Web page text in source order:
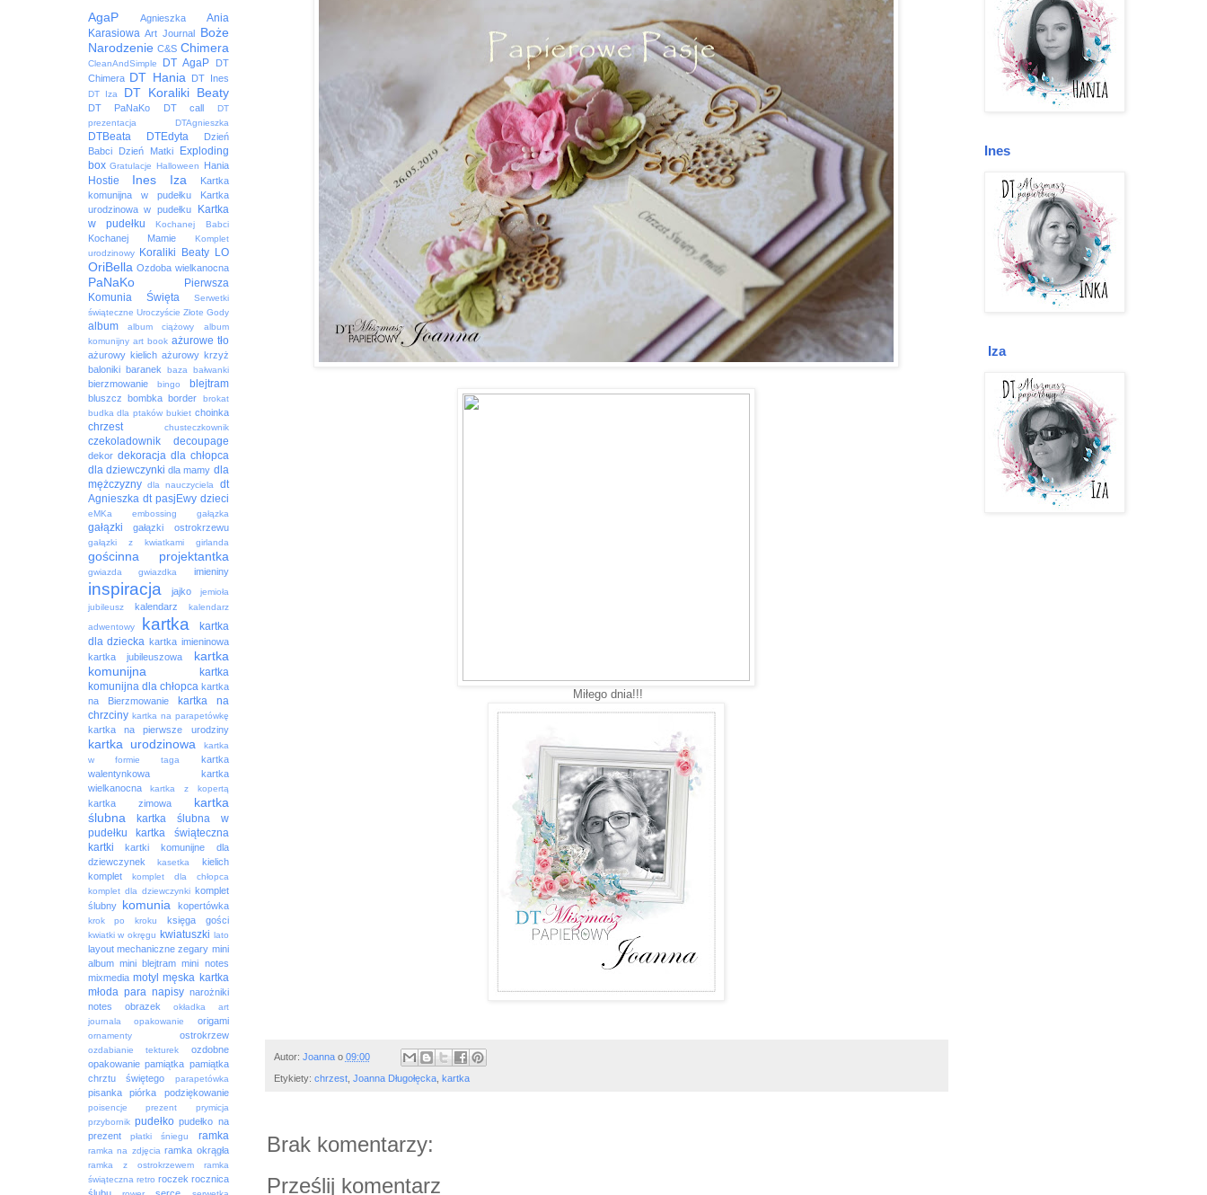
Miłego dnia!!!
Autor: Joanna o 09:00
Etykiety: chrzest, Joanna Długołęcka, kartka
Brak komentarzy:
Prześlij komentarz
AgaP Agnieszka
Ania
Karasiowa Art Journal
Boże
Narodzenie C&S Chimera
CleanAndSimple DT AgaP
DT
Chimera DT Hania DT Ines
DT Iza DT Koraliki Beaty
DT PaNaKo DT call
DT
prezentacja
DTAgnieszka
DTBeata DTEdyta
Dzień
Babci
Dzień Matki
Exploding
box Gratulacje Halloween Hania
Hostie Ines Iza
Kartka
komunijna w pudełku
Kartka
urodzinowa w pudełku
Kartka
w pudełku
Kochanej Babci
Kochanej Mamie
Komplet
urodzinowy
Koraliki Beaty LO
OriBella Ozdoba wielkanocna
PaNaKo
Pierwsza
Komunia Święta
Serwetki
świąteczne Uroczyście Złote Gody
album album ciążowy
album
komunijny art book ażurowe tło
ażurowy kielich ażurowy krzyż
baloniki
baranek baza bałwanki
bierzmowanie bingo blejtram
bluszcz bombka border
brokat
budka dla ptaków bukiet choinka
chrzest chusteczkownik
czekoladownik decoupage
dekor dekoracja dla chłopca
dla dziewczynki dla mamy dla
mężczyzny dla nauczyciela
dt
Agnieszka dt pasjEwy dzieci
eMKa embossing gałązka
gałązki gałązki ostrokrzewu
gałązki z kwiatkami girlanda
gościnna projektantka
gwiazda gwiazdka imieniny
inspiracja jajko
jemioła
jubileusz
kalendarz
kalendarz
adwentowy
kartka
kartka
dla dziecka kartka imieninowa
kartka jubileuszowa
kartka
komunijna
kartka
komunijna dla chłopca kartka
na Bierzmowanie
kartka na
chrzciny kartka na parapetówkę
kartka na pierwsze urodziny
kartka urodzinowa
kartka
w formie taga
kartka
walentynkowa
kartka
wielkanocna
kartka z kopertą
kartka zimowa
kartka
ślubna
kartka ślubna w
pudełku
kartka świąteczna
kartki
kartki komunijne dla
dziewczynek
kasetka
kielich
komplet
komplet dla chłopca
komplet dla dziewczynki komplet
ślubny
komunia kopertówka
krok po kroku księga gości
kwiatki w okręgu kwiatuszki lato
layout mechaniczne zegary mini
album mini blejtram mini notes
mixmedia motyl męska kartka
młoda para napisy narożniki
notes
obrazek
okładka art
journala
opakowanie origami
ornamenty ostrokrzew
ozdabianie tekturek
ozdobne
opakowanie pamiątka pamiątka
chrztu świętego
parapetówka
pisanka piórka podziękowanie
poisencje prezent
prymicja
przybornik pudełko pudełko na
prezent
płatki śniegu ramka
ramka na zdjęcia ramka okrągła
ramka z ostrokrzewem
ramka
świąteczna retro roczek rocznica
Ines
Iza